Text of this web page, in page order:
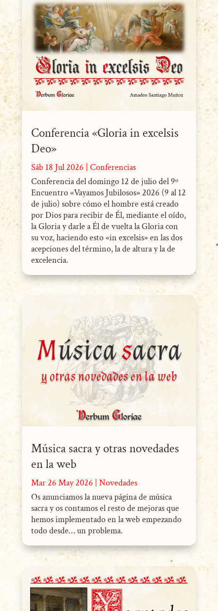
Conferencia «Gloria in excelsis
Deo»
Sáb 18 Jul 2026
Conferencias
Conferencia del domingo 12 de julio del 9º
Encuentro «Vayamos Jubilosos» 2026 (9 al 12
de julio) sobre cómo el hombre está creado
por Dios para recibir de Él, mediante el oído,
la Gloria y darle a Él de vuelta la Gloria con
su voz, haciendo esto «in excelsis» en las dos
acepciones del término, la de altura y la de
excelencia.
Música sacra y otras novedades
en la web
Mar 26 May 2026
Novedades
Os anunciamos la nueva página de música
sacra y os contamos el resto de mejoras que
hemos implementado en la web empezando
todo desde… un problema.